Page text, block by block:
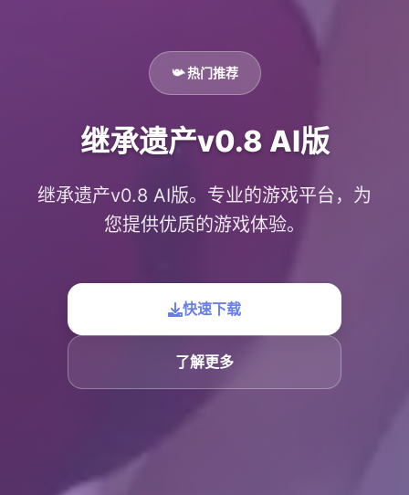
📯 热门推荐
继承遗产v0.8 AI版
继承遗产v0.8 AI版。专业的游戏平台，为
您提供优质的游戏体验。
快速下载
了解更多